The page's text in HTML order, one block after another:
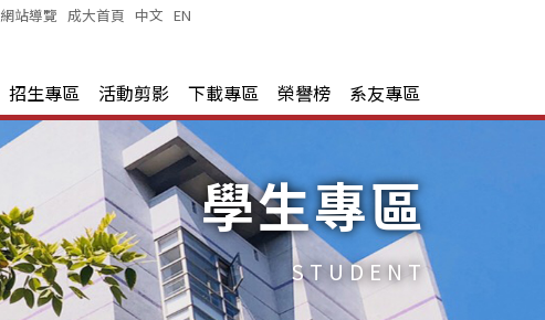
網站導覽 成大首頁 中文 |EN
招生專區 活動剪影 下載專區 榮譽榜 系友專區
學生專區
STUDENT